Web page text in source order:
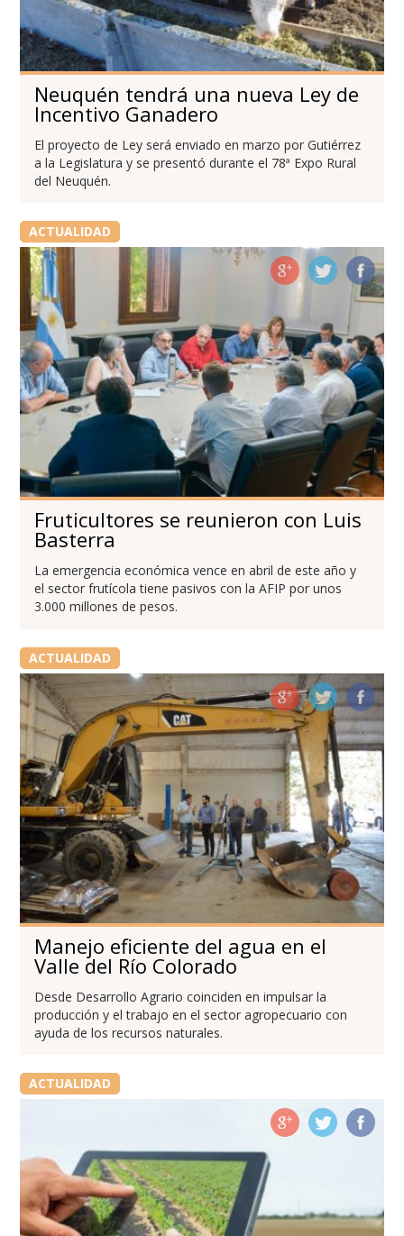
Neuquén tendrá una nueva Ley de
Incentivo Ganadero
El proyecto de Ley será enviado en marzo por Gutiérrez
a la Legislatura y se presentó durante el 78ª Expo Rural
del Neuquén.
ACTUALIDAD
Fruticultores se reunieron con Luis
Basterra
La emergencia económica vence en abril de este año y
el sector frutícola tiene pasivos con la AFIP por unos
3.000 millones de pesos.
ACTUALIDAD
Manejo eficiente del agua en el
Valle del Río Colorado
Desde Desarrollo Agrario coinciden en impulsar la
producción y el trabajo en el sector agropecuario con
ayuda de los recursos naturales.
ACTUALIDAD